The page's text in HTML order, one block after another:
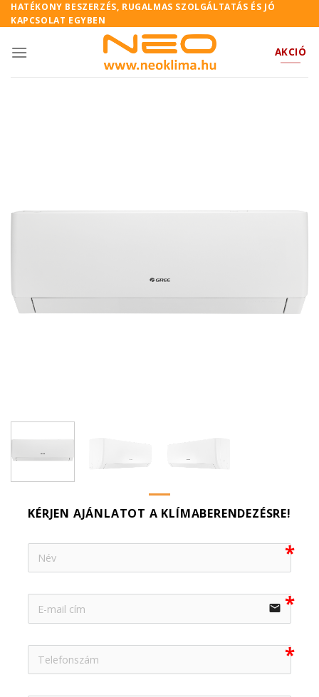
Skip
to
HATÉKONY BESZERZÉS, RUGALMAS SZOLGÁLTATÁS ÉS JÓ
KAPCSOLAT EGYBEN
AKCIÓ
KÉRJEN AJÁNLATOT A KLÍMABERENDEZÉSRE!
email